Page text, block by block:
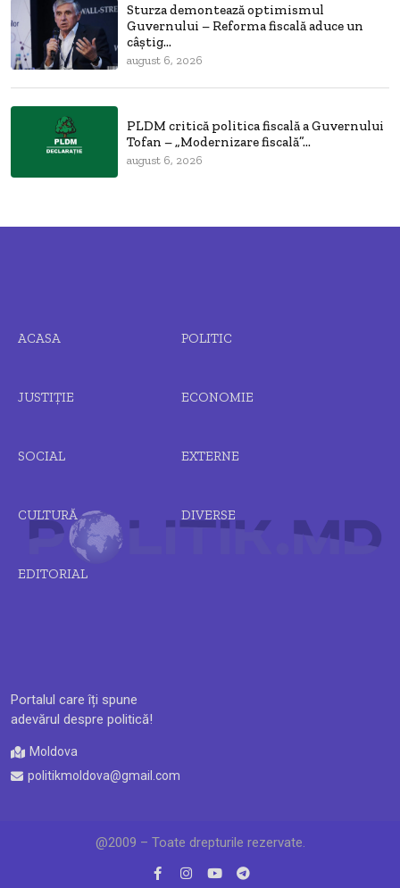
Sturza demontează optimismul
Guvernului – Reforma fiscală aduce un
câștig...
august 6, 2026
PLDM critică politica fiscală a Guvernului
Tofan – „Modernizare fiscală”...
august 6, 2026
Portalul care îți spune
adevărul despre politică!
Moldova
politikmoldova@gmail.com
ACASA POLITIC
JUSTIȚIE ECONOMIE
SOCIAL EXTERNE
CULTURĂ DIVERSE
EDITORIAL
@2009 – Toate drepturile rezervate.